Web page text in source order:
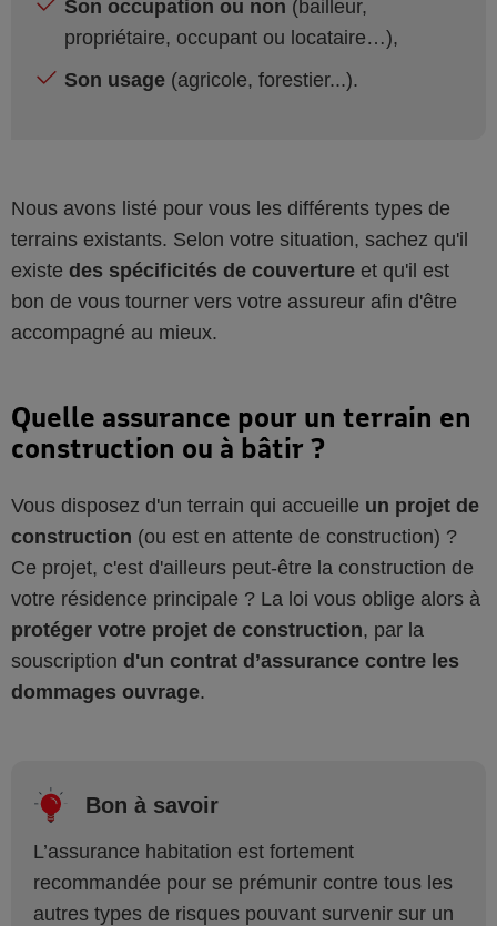
Son occupation ou non (bailleur,
propriétaire, occupant ou locataire…),
Son usage (agricole, forestier...).
Nous avons listé pour vous les différents types de
terrains existants. Selon votre situation, sachez qu'il
existe des spécificités de couverture et qu'il est
bon de vous tourner vers votre assureur afin d'être
accompagné au mieux.
Quelle assurance pour un terrain en
construction ou à bâtir ?
Vous disposez d'un terrain qui accueille un projet de
construction (ou est en attente de construction) ?
Ce projet, c'est d'ailleurs peut-être la construction de
votre résidence principale ? La loi vous oblige alors à
protéger votre projet de construction, par la
souscription d'un contrat d’assurance contre les
dommages ouvrage.
Bon à savoir
L’assurance habitation est fortement
recommandée pour se prémunir contre tous les
autres types de risques pouvant survenir sur un